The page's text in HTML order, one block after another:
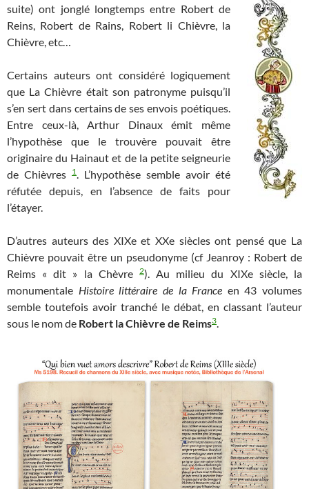
suite) ont jonglé longtemps entre Robert de
Reins, Robert de Rains, Robert li Chièvre, la
Chièvre, etc…
Certains auteurs ont considéré logiquement
que La Chièvre était son patronyme puisqu’il
s’en sert dans certains de ses envois poétiques.
Entre ceux-là, Arthur Dinaux émit même
l’hypothèse que le trouvère pouvait être
originaire du Hainaut et de la petite seigneurie
de Chièvres 1. L’hypothèse semble avoir été
réfutée depuis, en l’absence de faits pour
l’étayer.
D’autres auteurs des XIXe et XXe siècles ont pensé que La
Chièvre pouvait être un pseudonyme (cf Jeanroy : Robert de
Reims « dit » la Chèvre 2). Au milieu du XIXe siècle, la
monumentale Histoire littéraire de la France en 43 volumes
semble toutefois avoir tranché le débat, en classant l’auteur
sous le nom de Robert la Chièvre de Reims3.